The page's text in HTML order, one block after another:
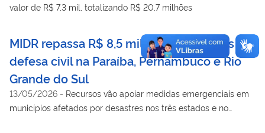
valor de R$ 7,3 mil, totalizando R$ 20,7 milhões
MIDR repassa R$ 8,5 milhões para ações de
defesa civil na Paraíba, Pernambuco e Rio
Grande do Sul
13/05/2026 - Recursos vão apoiar medidas emergenciais em
municípios afetados por desastres nos três estados e no